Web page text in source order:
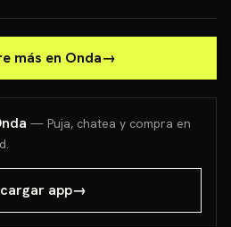
más en Onda→
— Puja, chatea y compra en
app→